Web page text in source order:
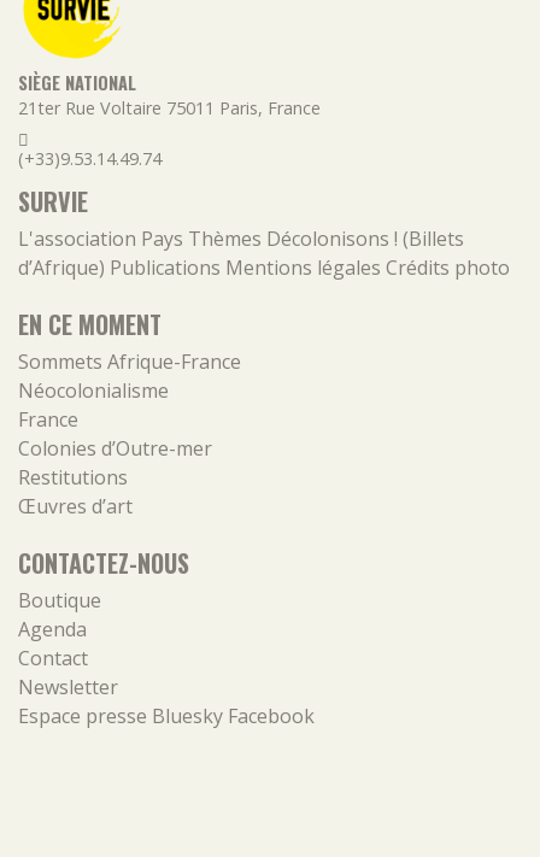
SIÈGE NATIONAL
21ter Rue Voltaire 75011 Paris, France
(+33)9.53.14.49.74
SURVIE
L'association Pays Thèmes Décolonisons ! (Billets
d’Afrique) Publications Mentions légales Crédits photo
EN CE MOMENT
Sommets Afrique-France
Néocolonialisme
France
Colonies d’Outre-mer
Restitutions
Œuvres d’art
CONTACTEZ-NOUS
Boutique
Agenda
Contact
Newsletter
Espace presse Bluesky Facebook